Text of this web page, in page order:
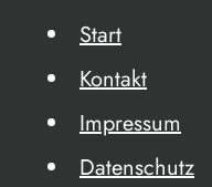
Start
Kontakt
Impressum
Datenschutz